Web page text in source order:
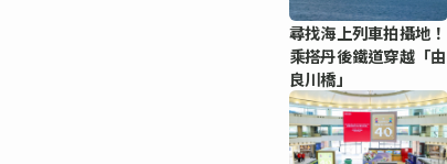
尋找海上列車拍攝地！
乘搭丹後鐵道穿越「由
良川橋」